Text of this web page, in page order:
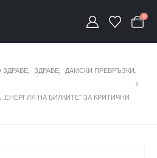
0
, ЗДРАВЕ, ДАМСКИ ПРЕВРЪЗКИ,
НА БИЛКИТЕ“ ЗА КРИТИЧНИ